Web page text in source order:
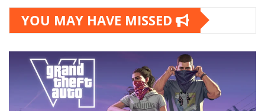
YOU MAY HAVE MISSED